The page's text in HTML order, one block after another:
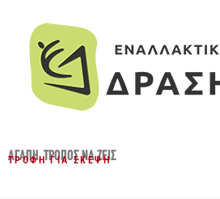
ΑΓΆΠΗ,ΤΡΌΠΟΣ ΝΑ ΖΕΙΣ
ΤΡΟΦΉ ΓΙΑ ΣΚΈΨΗ